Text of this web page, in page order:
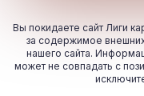
Вы покидаете сайт Лиги
за содержимое
нашего сайта.
может не совпадать с